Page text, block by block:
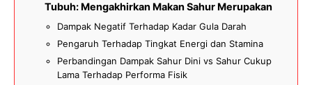
Tubuh: Mengakhirkan Makan Sahur Merupakan
Dampak Negatif Terhadap Kadar Gula Darah
Pengaruh Terhadap Tingkat Energi dan Stamina
Perbandingan Dampak Sahur Dini vs Sahur Cukup
Lama Terhadap Performa Fisik